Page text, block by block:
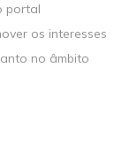
portal
os interesses
no âmbito